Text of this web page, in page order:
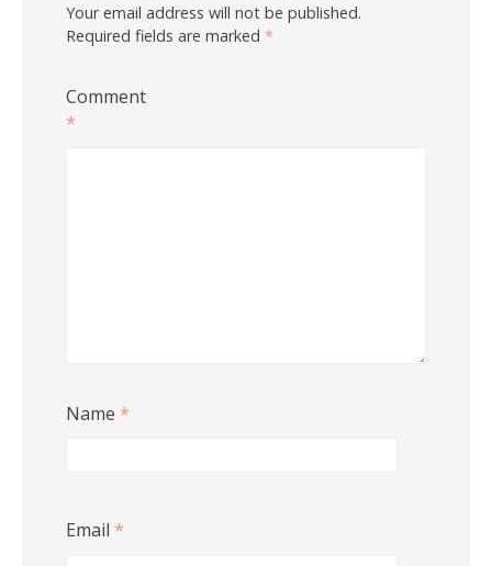
Your email address will not be published.
Required fields are marked *
Comment
*
Name *
Email *